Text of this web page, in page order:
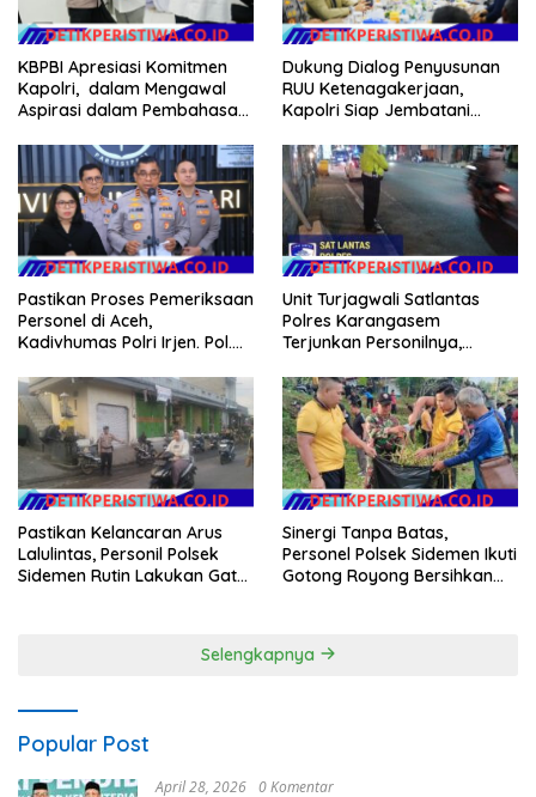
KBPBI Apresiasi Komitmen
Kapolri, dalam Mengawal
Aspirasi dalam Pembahasan
Dukung Dialog Penyusunan
RUU Ketenagakerjaan,
Kapolri Siap Jembatani
Pastikan Proses Pemeriksaan
Personel di Aceh,
Kadivhumas Polri Irjen. Pol.
Dilaksanakan Secara
Profesional dan Transparan
Unit Turjagwali Satlantas
Polres Karangasem
Terjunkan Personilnya,
dan Blue Light Patrol
Pastikan Kelancaran Arus
Lalulintas, Personil Polsek
Sidemen Rutin Lakukan Gatur
Sinergi Tanpa Batas,
Personel Polsek Sidemen Ikuti
Gotong Royong Bersihkan
Selengkapnya
Popular Post
April 28, 2026 0 Komentar